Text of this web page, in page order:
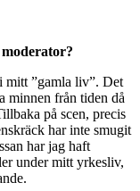
mitt ”gamla liv”. Det
minnen från tiden då
på scen, precis
har inte smugit
har jag haft
under mitt yrkesliv,